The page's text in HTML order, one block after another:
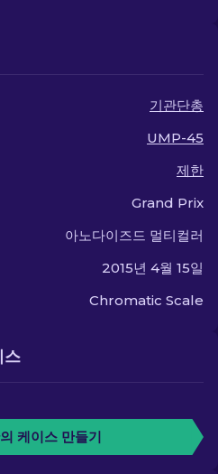
기관단총
UMP-45
제한
Grand Prix
아노다이즈드 멀티컬러
2015년 4월 15일
Chromatic Scale
스
케이스 만들기